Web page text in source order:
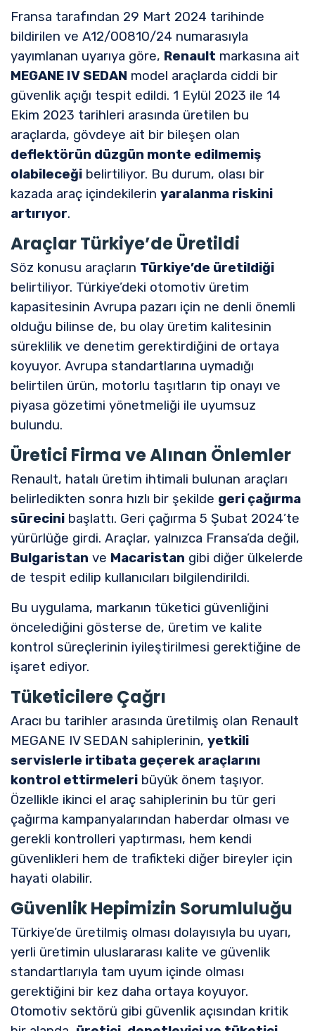
Fransa tarafından 29 Mart 2024 tarihinde
bildirilen ve A12/00810/24 numarasıyla
yayımlanan uyarıya göre, Renault markasına ait
MEGANE IV SEDAN model araçlarda ciddi bir
güvenlik açığı tespit edildi. 1 Eylül 2023 ile 14
Ekim 2023 tarihleri arasında üretilen bu
araçlarda, gövdeye ait bir bileşen olan
deflektörün düzgün monte edilmemiş
olabileceği belirtiliyor. Bu durum, olası bir
kazada araç içindekilerin yaralanma riskini
artırıyor.
Araçlar Türkiye’de Üretildi
Söz konusu araçların Türkiye’de üretildiği
belirtiliyor. Türkiye’deki otomotiv üretim
kapasitesinin Avrupa pazarı için ne denli önemli
olduğu bilinse de, bu olay üretim kalitesinin
süreklilik ve denetim gerektirdiğini de ortaya
koyuyor. Avrupa standartlarına uymadığı
belirtilen ürün, motorlu taşıtların tip onayı ve
piyasa gözetimi yönetmeliği ile uyumsuz
bulundu.
Üretici Firma ve Alınan Önlemler
Renault, hatalı üretim ihtimali bulunan araçları
belirledikten sonra hızlı bir şekilde geri çağırma
sürecini başlattı. Geri çağırma 5 Şubat 2024’te
yürürlüğe girdi. Araçlar, yalnızca Fransa’da değil,
Bulgaristan ve Macaristan gibi diğer ülkelerde
de tespit edilip kullanıcıları bilgilendirildi.
Bu uygulama, markanın tüketici güvenliğini
öncelediğini gösterse de, üretim ve kalite
kontrol süreçlerinin iyileştirilmesi gerektiğine de
işaret ediyor.
Tüketicilere Çağrı
Aracı bu tarihler arasında üretilmiş olan Renault
MEGANE IV SEDAN sahiplerinin, yetkili
servislerle irtibata geçerek araçlarını
kontrol ettirmeleri büyük önem taşıyor.
Özellikle ikinci el araç sahiplerinin bu tür geri
çağırma kampanyalarından haberdar olması ve
gerekli kontrolleri yaptırması, hem kendi
güvenlikleri hem de trafikteki diğer bireyler için
hayati olabilir.
Güvenlik Hepimizin Sorumluluğu
Türkiye’de üretilmiş olması dolayısıyla bu uyarı,
yerli üretimin uluslararası kalite ve güvenlik
standartlarıyla tam uyum içinde olması
gerektiğini bir kez daha ortaya koyuyor.
Otomotiv sektörü gibi güvenlik açısından kritik